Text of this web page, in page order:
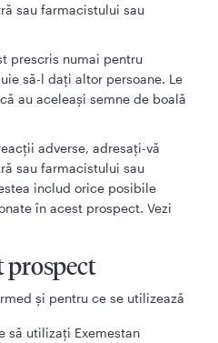
sau farmacistului sau
prescris numai pentru
să-l dați altor persoane. Le
au aceleași semne de boală
adverse, adresați-vă
sau farmacistului sau
includ orice posibile
în acest prospect. Vezi
prospect
și pentru ce se utilizează
să utilizați Exemestan